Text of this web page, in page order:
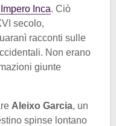
Inca. Ciò
secolo,
racconti sulle
Non erano
giunte
Aleixo Garcia, un
spinse lontano